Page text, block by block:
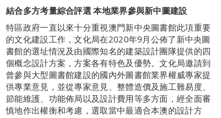
結合多方考量綜合評選本地業界參與新中圖建設
特區政府一直以來十分重視澳門新中央圖書館此項重要
的文化建設工作，文化局在2020年9月公佈了新中央圖
書館的選址情況及由國際知名的建築設計團隊提供的四
個概念設計方案，方案各有特色及優勢。文化局邀請到
曾參與大型圖書館建設的國內外圖書館業界權威專家提
供專業意見，並從專家意見、整體造價及施工難易度、
節能維護、功能佈局以及設計費用等多方面，經全面審
慎地作出權衡和考慮，選取當中最適合本澳的設計方